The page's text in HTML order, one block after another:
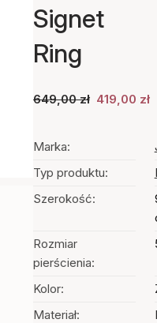
Signet
Ring
649,00 zł 419,00 zł
Marka:
Typ produktu:
Szerokość:
Rozmiar
pierścienia:
Kolor:
Materiał: